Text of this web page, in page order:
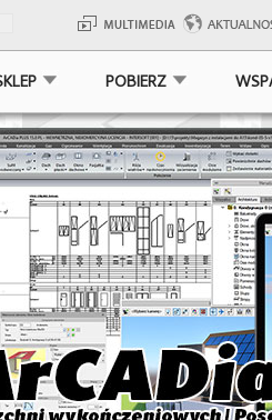
POBIERZ